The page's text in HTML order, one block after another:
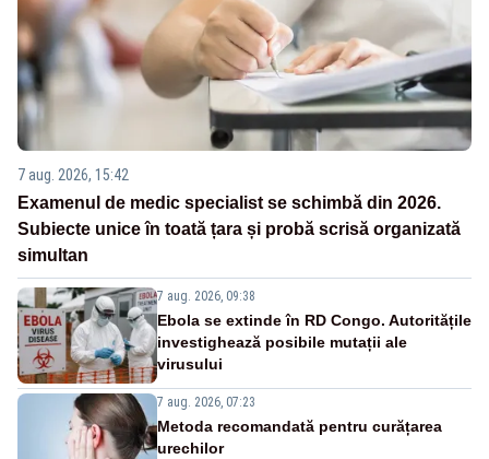
7 aug. 2026, 15:42
Examenul de medic specialist se schimbă din 2026.
Subiecte unice în toată țara și probă scrisă organizată
simultan
7 aug. 2026, 09:38
Ebola se extinde în RD Congo. Autoritățile
investighează posibile mutații ale
virusului
7 aug. 2026, 07:23
Metoda recomandată pentru curățarea
urechilor